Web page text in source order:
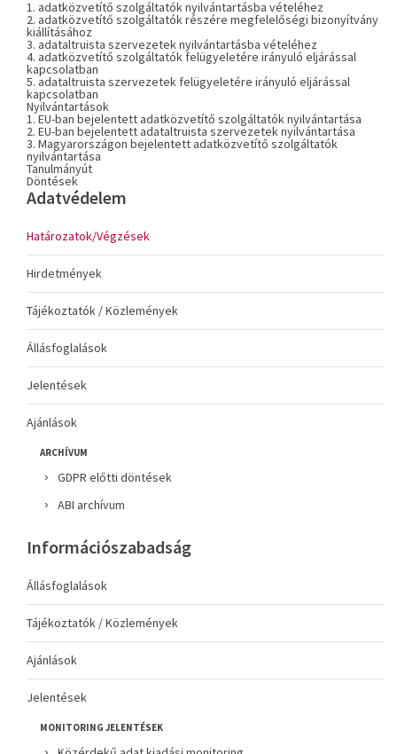
1. adatközvetítő szolgáltatók nyilvántartásba vételéhez
2. adatközvetítő szolgáltatók részére megfelelőségi bizonyítvány
kiállításához
3. adataltruista szervezetek nyilvántartásba vételéhez
4. adatközvetítő szolgáltatók felügyeletére irányuló eljárással
kapcsolatban
5. adataltruista szervezetek felügyeletére irányuló eljárással
kapcsolatban
Nyilvántartások
1. EU-ban bejelentett adatközvetítő szolgáltatók nyilvántartása
2. EU-ban bejelentett adataltruista szervezetek nyilvántartása
3. Magyarországon bejelentett adatközvetítő szolgáltatók
nyilvántartása
Tanulmányút
Döntések
Adatvédelem
Határozatok/Végzések
Hirdetmények
Tájékoztatók / Közlemények
Állásfoglalások
Jelentések
Ajánlások
ARCHÍVUM
GDPR előtti döntések
ABI archívum
Információszabadság
Állásfoglalások
Tájékoztatók / Közlemények
Ajánlások
Jelentések
MONITORING JELENTÉSEK